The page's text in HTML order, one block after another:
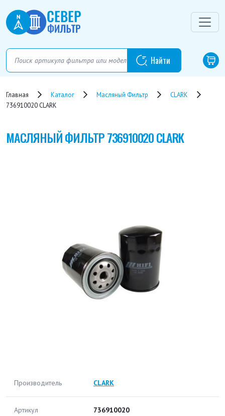
Главная Каталог Масляный Фильтр
CLARK
736910020 CLARK
МАСЛЯНЫЙ ФИЛЬТР736910020 CLARK
Производитель CLARK
Артикул 736910020